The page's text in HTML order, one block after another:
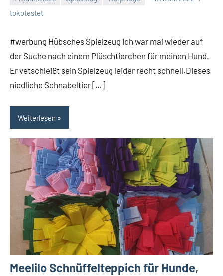
tokotestet
Keine
#werbung Hübsches Spielzeug Ich war mal wieder auf
der Suche nach einem Plüschtierchen für meinen Hund.
Er vetschleißt sein Spielzeug leider recht schnell.Dieses
niedliche Schnabeltier […]
Weiterlesen
Meelilo Schnüffelteppich für Hunde,